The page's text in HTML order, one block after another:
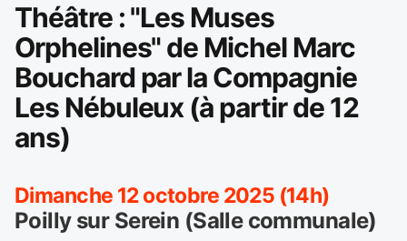
Théâtre : "Les Muses
Orphelines" de Michel Marc
Bouchard par la Compagnie
Les Nébuleux (à partir de 12
ans)
Dimanche 12 octobre 2025 (14h)
Poilly sur Serein (Salle communale)